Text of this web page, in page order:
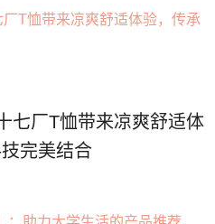
七厂T恤带来凉爽舒适体
完美结合